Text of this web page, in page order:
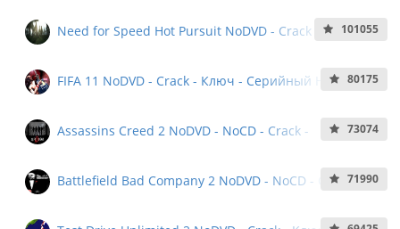
Need for Speed Hot Pursuit NoDVD - Crack - Ключ -
101055
FIFA 11 NoDVD - Crack - Ключ - Серийный Номер -80175
Assassins Creed 2 NoDVD - NoCD - Crack -
73074
Battlefield Bad Company 2 NoDVD - NoCD - Crack -71990